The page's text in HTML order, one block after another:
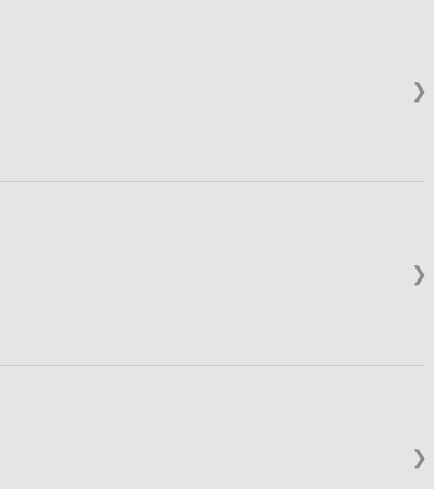
❯
❯
❯